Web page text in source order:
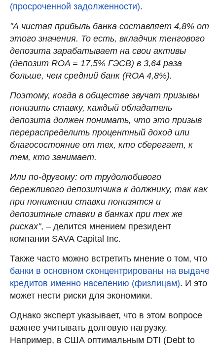
(просроченной задолженности).
"А чистая прибыль банка составляет 4,8% от
этого значения. То есть, вкладчик тенгового
депозита зарабатывает на свои активы
(депозит ROA = 17,5% ГЭСВ) в 3,64 раза
больше, чем средний банк (ROA 4,8%).
Поэтому, когда в обществе звучат призывы
понизить ставку, каждый обладатель
депозита должен понимать, что это призыв
перераспределить процентный доход или
благосостояние от тех, кто сберегает, к
тем, кто занимает.
Или по-другому: от трудолюбивого
бережливого депозитчика к должнику, так как
при понижении ставки понизятся и
депозитные ставки в банках при тех же
рисках", – делится мнением президент
компании SAVA Capital Inc.
Также часто можно встретить мнение о том, что
банки в основном сконцентрированы на выдаче
кредитов именно населению (физлицам). И это
может нести риски для экономики.
Однако эксперт указывает, что в этом вопросе
важнее учитывать долговую нагрузку.
Например, в США оптимальным DTI (Debt to